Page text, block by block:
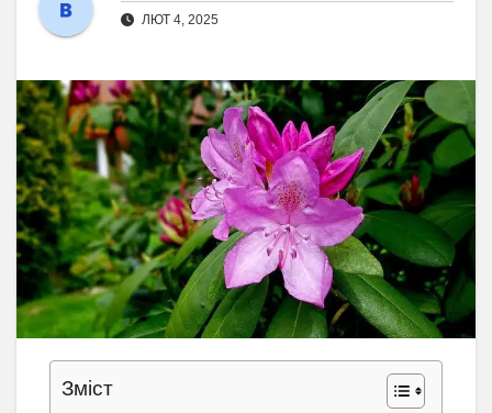
ЛЮТ 4, 2025
Зміст